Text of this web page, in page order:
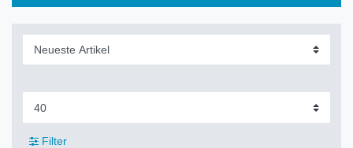
Filter